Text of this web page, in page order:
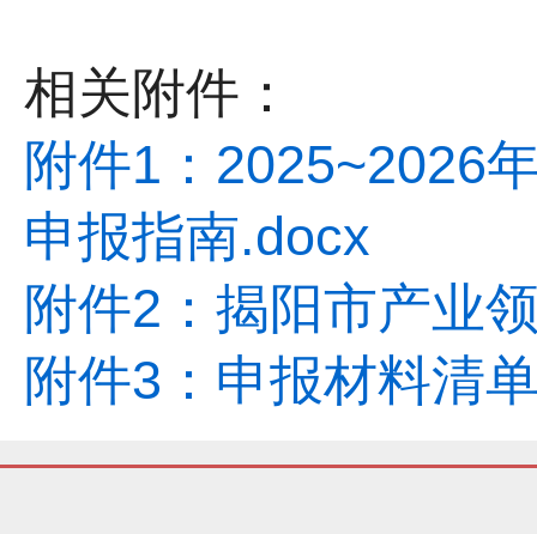
相关附件：
附件1：2025~2026
申报指南.docx
附件2：揭阳市产业
附件3：申报材料清